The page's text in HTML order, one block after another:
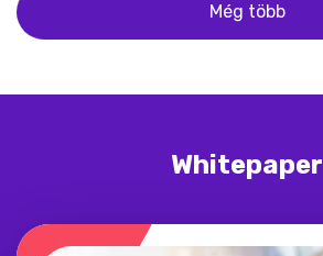
Még több
Whitepaper